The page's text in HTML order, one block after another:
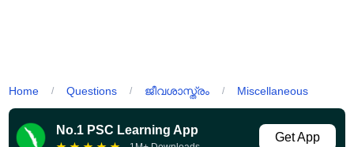
Home / Questions / ജീവശാസ്ത്രം / Miscellaneous
No.1 PSC Learning App
Get App